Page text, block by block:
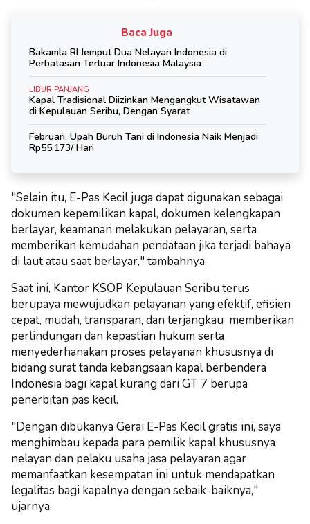
Baca Juga
Bakamla RI Jemput Dua Nelayan Indonesia di
Perbatasan Terluar Indonesia Malaysia
LIBUR PANJANG
Kapal Tradisional Diizinkan Mengangkut Wisatawan
di Kepulauan Seribu, Dengan Syarat
Februari, Upah Buruh Tani di Indonesia Naik Menjadi
Rp55.173/ Hari
"Selain itu, E-Pas Kecil juga dapat digunakan sebagai
dokumen kepemilikan kapal, dokumen kelengkapan
berlayar, keamanan melakukan pelayaran, serta
memberikan kemudahan pendataan jika terjadi bahaya
di laut atau saat berlayar," tambahnya.
Saat ini, Kantor KSOP Kepulauan Seribu terus
berupaya mewujudkan pelayanan yang efektif, efisien
cepat, mudah, transparan, dan terjangkau memberikan
perlindungan dan kepastian hukum serta
menyederhanakan proses pelayanan khususnya di
bidang surat tanda kebangsaan kapal berbendera
Indonesia bagi kapal kurang dari GT 7 berupa
penerbitan pas kecil.
"Dengan dibukanya Gerai E-Pas Kecil gratis ini, saya
menghimbau kepada para pemilik kapal khususnya
nelayan dan pelaku usaha jasa pelayaran agar
memanfaatkan kesempatan ini untuk mendapatkan
legalitas bagi kapalnya dengan sebaik-baiknya,"
ujarnya.